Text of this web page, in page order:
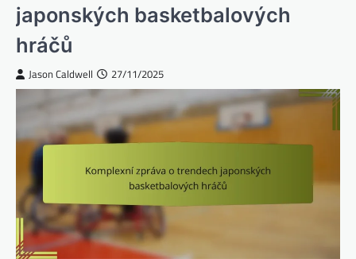
japonských basketbalových
hráčů
Jason Caldwell 27/11/2025